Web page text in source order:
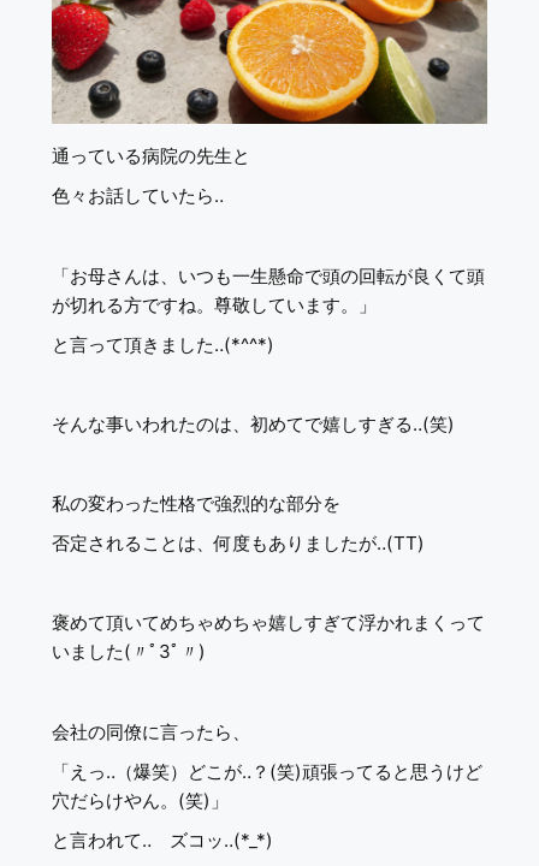
通っている病院の先生と
色々お話していたら‥
「お母さんは、いつも一生懸命で頭の回転が良くて頭
が切れる方ですね。尊敬しています。」
と言って頂きました‥(*^^*)
そんな事いわれたのは、初めてで嬉しすぎる‥(笑)
私の変わった性格で強烈的な部分を
否定されることは、何度もありましたが‥(TT)
褒めて頂いてめちゃめちゃ嬉しすぎて浮かれまくって
いました(〃ﾟ3ﾟ〃)
会社の同僚に言ったら、
「えっ‥（爆笑）どこが‥？(笑)頑張ってると思うけど
穴だらけやん。(笑)」
と言われて‥ ズコッ‥(*_*)